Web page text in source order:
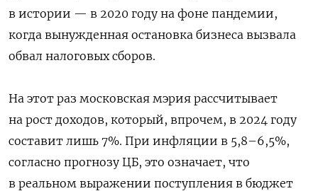
в истории — в 2020 году на фоне пандемии,
когда вынужденная остановка бизнеса вызвала
обвал налоговых сборов.
На этот раз московская мэрия рассчитывает
на рост доходов, который, впрочем, в 2024 году
составит лишь 7%. При инфляции в 5,8–6,5%,
согласно прогнозу ЦБ, это означает, что
в реальном выражении поступления в бюджет